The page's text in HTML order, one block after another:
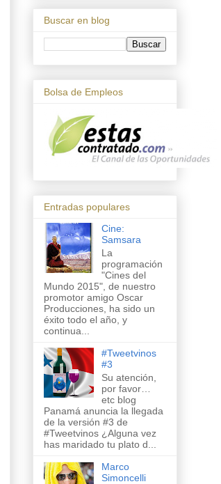
Buscar en blog
Bolsa de Empleos
Entradas populares
Cine:
Samsara
La
programación
"Cines del
Mundo 2015", de nuestro
promotor amigo Oscar
Producciones, ha sido un
éxito todo el año, y
continua...
#Tweetvinos
#3
Su atención,
por favor…
etc blog
Panamá anuncia la llegada
de la versión #3 de
#Tweetvinos ¿Alguna vez
has maridado tu plato d...
Marco
Simoncelli